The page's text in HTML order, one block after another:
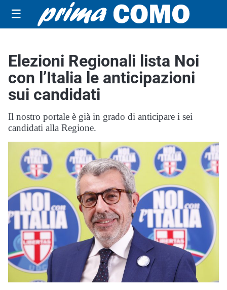
☰
Elezioni Regionali lista Noi
con l’Italia le anticipazioni
sui candidati
Il nostro portale è già in grado di anticipare i sei
candidati alla Regione.